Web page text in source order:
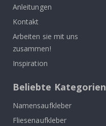
Anleitungen
Kontakt
Arbeiten sie mit uns
zusammen!
Inspiration
Beliebte Kategorien
Namensaufkleber
Fliesenaufkleber